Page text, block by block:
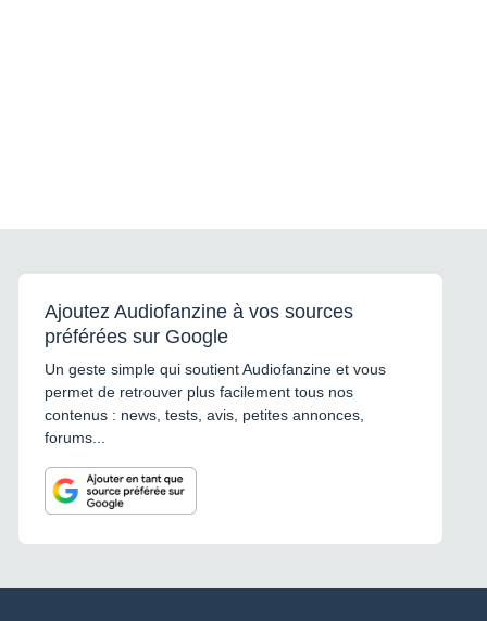
Ajoutez Audiofanzine à vos sources
préférées sur Google
Un geste simple qui soutient Audiofanzine et vous
permet de retrouver plus facilement tous nos
contenus : news, tests, avis, petites annonces,
forums...